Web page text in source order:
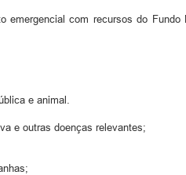
emergencial com recursos do
e animal.
e outras doenças relevantes;